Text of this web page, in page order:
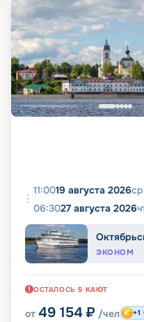
11:0019 августа 2026ср
06:3027 августа 2026
ЭКОНОМ
ОСТАЛОСЬ 5 КАЮТ
от 49 154 ₽ /чел +1